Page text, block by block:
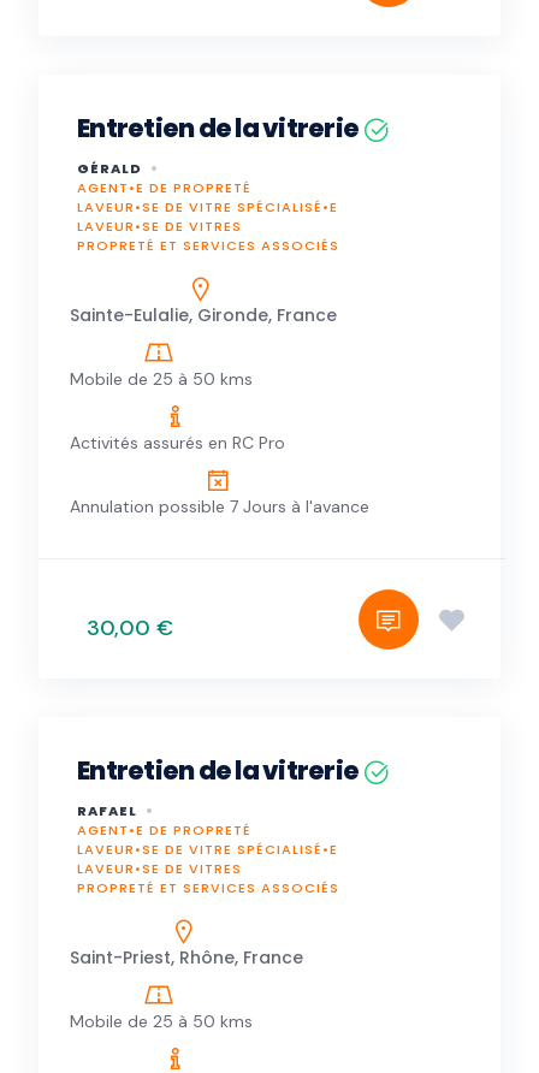
Entretien de la vitrerie
GÉRALD
AGENT•E DE PROPRETÉ
LAVEUR•SE DE VITRE SPÉCIALISÉ•E
LAVEUR•SE DE VITRES
PROPRETÉ ET SERVICES ASSOCIÉS
Sainte-Eulalie, Gironde, France
Mobile de 25 à 50 kms
Activités assurés en RC Pro
Annulation possible 7 Jours à l'avance
30,00 €
Entretien de la vitrerie
RAFAEL
AGENT•E DE PROPRETÉ
LAVEUR•SE DE VITRE SPÉCIALISÉ•E
LAVEUR•SE DE VITRES
PROPRETÉ ET SERVICES ASSOCIÉS
Saint-Priest, Rhône, France
Mobile de 25 à 50 kms